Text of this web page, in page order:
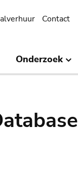
Contact
Onderzoek